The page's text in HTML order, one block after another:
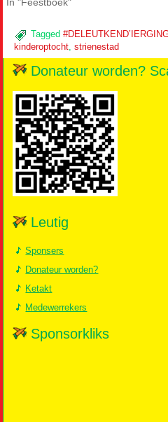
Tagged
kinderoptocht ,strienestad
Donateur worden?
Leutig
Sponsers
Donateur worden?
Ketakt
Medewerrekers
Sponsorkliks